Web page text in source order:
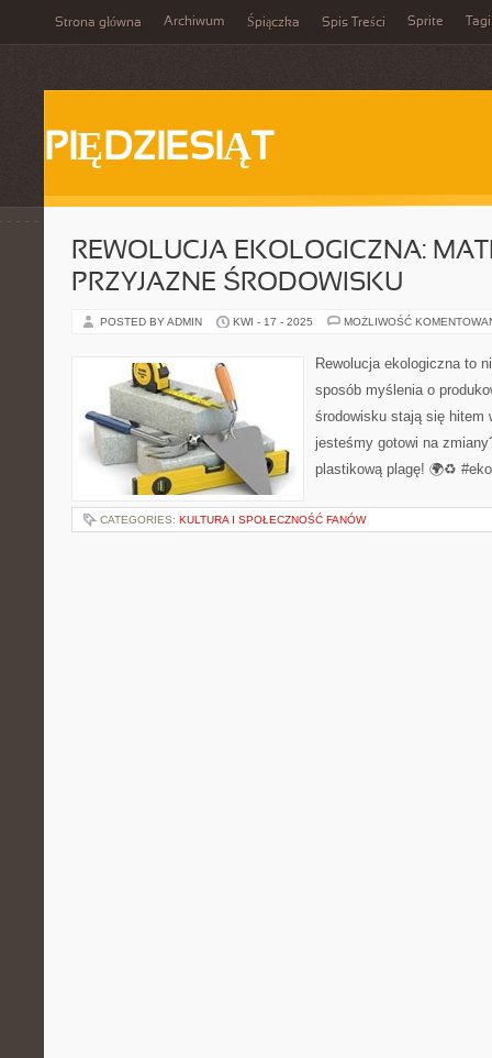
Strona główna Archiwum Śpiączka Spis Treści Sprite Tagi
PIĘDZIESIĄT
REWOLUCJA EKOLOGICZNA:
PRZYJAZNE ŚRODOWISKU
POSTED BY ADMIN KWI - 17 - 2025 MOŻLIWOŚĆ
Rewolucja ekologiczna to
sposób myślenia o
środowisku stają się hitem
jesteśmy gotowi na
plastikową plagę! 🌍♻️
CATEGORIES: KULTURA I SPOŁECZNOŚĆ FANÓW